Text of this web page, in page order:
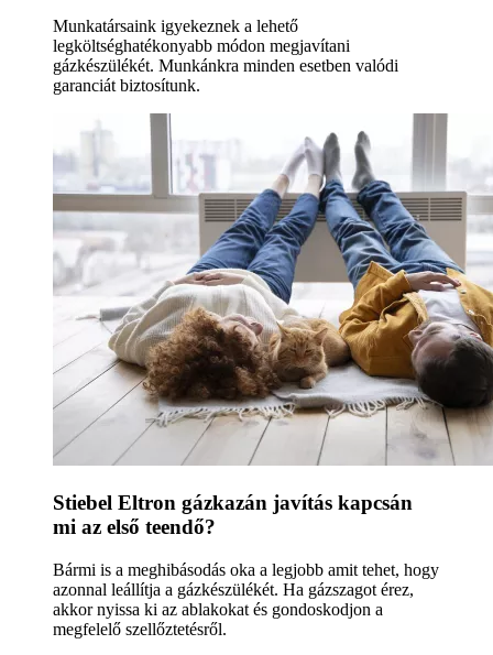
Munkatársaink igyekeznek a lehető
legköltséghatékonyabb módon megjavítani
gázkészülékét. Munkánkra minden esetben valódi
garanciát biztosítunk.
Stiebel Eltron gázkazán javítás kapcsán
mi az első teendő?
Bármi is a meghibásodás oka a legjobb amit tehet, hogy
azonnal leállítja a gázkészülékét. Ha gázszagot érez,
akkor nyissa ki az ablakokat és gondoskodjon a
megfelelő szellőztetésről.